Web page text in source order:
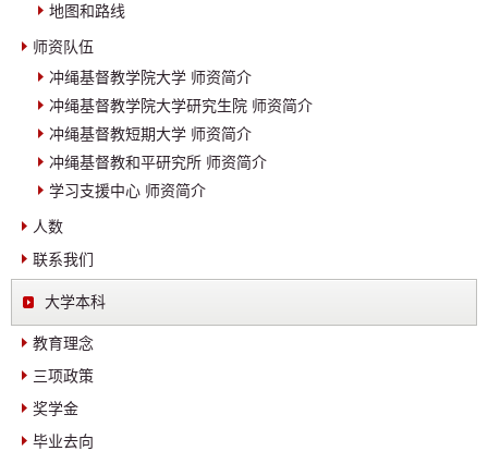
地图和路线
师资队伍
冲绳基督教学院大学 师资简介
冲绳基督教学院大学研究生院 师资简介
冲绳基督教短期大学 师资简介
冲绳基督教和平研究所 师资简介
学习支援中心 师资简介
人数
联系我们
大学本科
教育理念
三项政策
奖学金
毕业去向